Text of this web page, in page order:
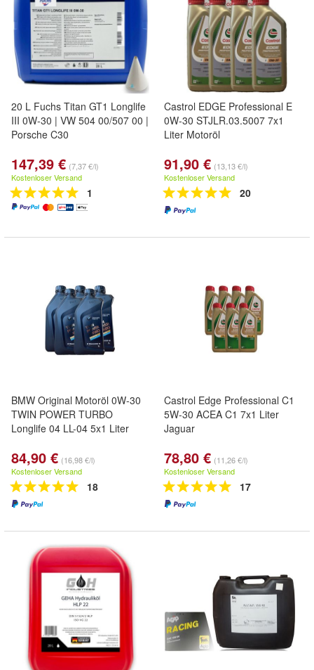
20 L Fuchs Titan GT1 Longlife
III 0W-30 | VW 504 00/507 00 |
Porsche C30
147,39 € (7,37 €/l)
Kostenloser Versand
1
Castrol EDGE Professional E
0W-30 STJLR.03.5007 7x1
Liter Motoröl
91,90 € (13,13 €/l)
Kostenloser Versand
20
BMW Original Motoröl 0W-30
TWIN POWER TURBO
Longlife 04 LL-04 5x1 Liter
84,90 € (16,98 €/l)
Kostenloser Versand
18
Castrol Edge Professional C1
5W-30 ACEA C1 7x1 Liter
Jaguar
78,80 € (11,26 €/l)
Kostenloser Versand
17